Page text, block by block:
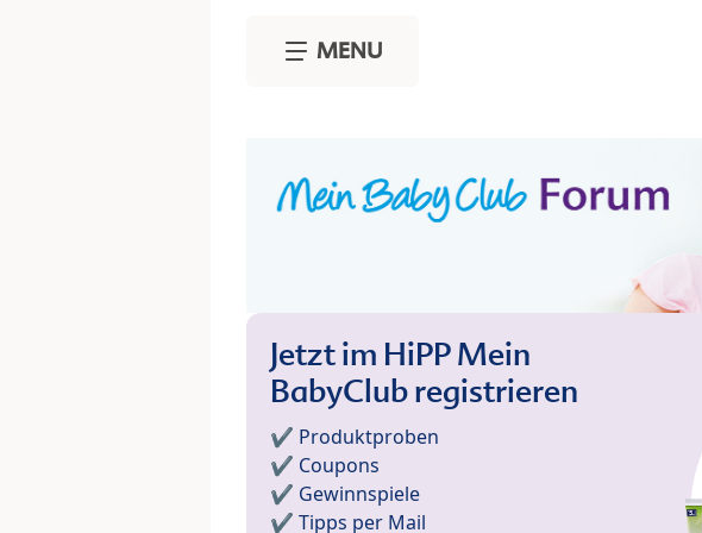
MENU
Jetzt im HiPP Mein
BabyClub registrieren
✔️ Produktproben
✔️ Coupons
✔️ Gewinnspiele
✔️ Tipps per Mail